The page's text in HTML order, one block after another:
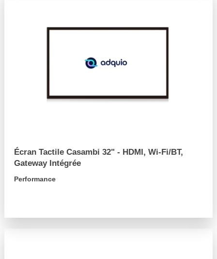
Écran Tactile Casambi 32" - HDMI, Wi-Fi/BT,
Gateway Intégrée
Performance